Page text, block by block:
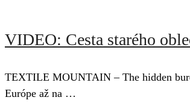
VIDEO: Cesta starého
TEXTILE MOUNTAIN – The hidden
Európe až na …